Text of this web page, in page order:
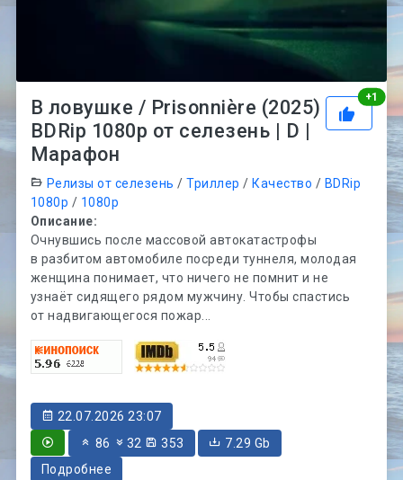
+1
В ловушке / Prisonnière (2025)
BDRip 1080p от селезень | D |
Марафон
Релизы от селезень /Триллер / Качество / BDRip
1080p / 1080p
Описание:
Очнувшись после массовой автокатастрофы
в разбитом автомобиле посреди туннеля, молодая
женщина понимает, что ничего не помнит и не
узнаёт сидящего рядом мужчину. Чтобы спастись
от надвигающегося пожар...
22.07.2026 23:07
86
32 353
7.29 Gb
Подробнее